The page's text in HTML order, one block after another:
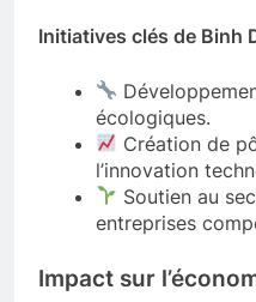
Initiatives clés de Binh
écologiques.
Création de
l’innovation
Soutien au
entreprises
Impact sur